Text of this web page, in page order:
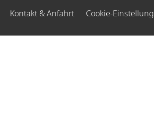
Kontakt & Anfahrt
Cookie-